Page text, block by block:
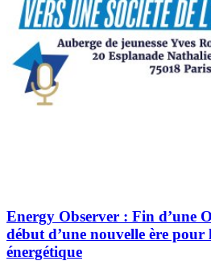
Energy Observer : Fin d’une
début d’une nouvelle ère
énergétique